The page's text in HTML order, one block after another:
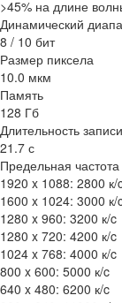
>45% на длине
Динамический
8 / 10 бит
Размер пиксела
10.0 мкм
Память
128 Гб
Длительность
21.7 с
Предельная
1920 x 1088: 2800 к/
1600 x 1024: 3000 к/
1280 x 960: 3200 к/c
1280 x 720: 4200 к/c
1024 x 768: 4000 к/c
800 x 600: 5000 к/c
640 x 480: 6200 к/c